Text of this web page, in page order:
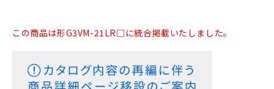
この商品は形G3VM-21LR□に統合掲載いたしました。